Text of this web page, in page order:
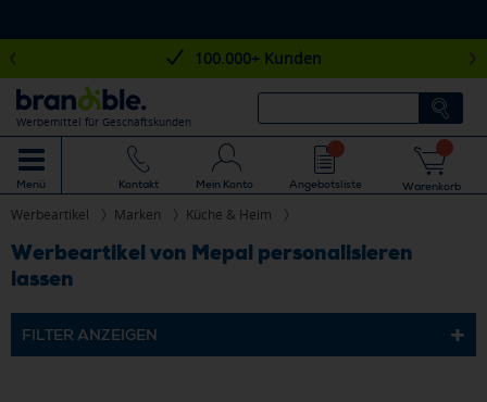
100.000+ Kunden
Werbemittel für Geschäftskunden
Menü Kontakt Mein Konto Angebotsliste Warenkorb
Werbeartikel Marken Küche & Heim
Werbeartikel von Mepal personalisieren
lassen
FILTER ANZEIGEN